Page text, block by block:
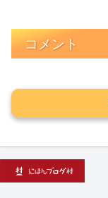
コメント